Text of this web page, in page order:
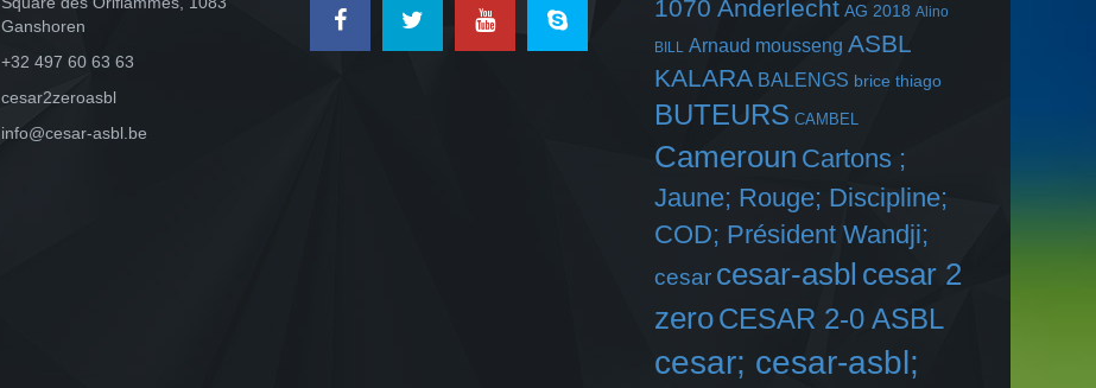
Ganshoren
+32 497 60 63 63
cesar2zeroasbl
info@cesar-asbl.be
1070 Anderlecht AG 2018 Alino
BILL Arnaud mousseng ASBL
KALARA BALENGS brice thiago
BUTEURS CAMBEL
Cameroun Cartons ;
Jaune; Rouge; Discipline;
COD; Président Wandji;
cesar cesar-asbl cesar 2
zeroCESAR 2-0 ASBL
cesar; cesar-asbl;